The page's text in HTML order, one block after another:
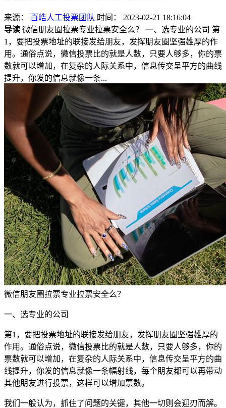
来源： 百皓人工投票团队 时间： 2023-02-21 18:16:04
导读 微信朋友圈拉票专业拉票安全么？ 一、选专业的公司 第
1，要把投票地址的联接发给朋友，发挥朋友圈坚强雄厚的作
用。通俗点说，微信投票比的就是人数，只要人够多，你的票
数就可以增加，在复杂的人际关系中，信息传交呈平方的曲线
提升，你发的信息就像一条...
微信朋友圈拉票专业拉票安全么？
一、选专业的公司
第1，要把投票地址的联接发给朋友，发挥朋友圈坚强雄厚的
作用。通俗点说，微信投票比的就是人数，只要人够多，你的
票数就可以增加，在复杂的人际关系中，信息传交呈平方的曲
线提升，你发的信息就像一条幅射线，每个朋友都可以再带动
其他朋友进行投票，这样可以增加票数。
我们一般认为，抓住了问题的关键，其他一切则会迎刃而解。